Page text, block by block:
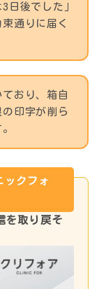
日後でした」
通りに届く
おり、箱自
印字が削ら
ックフォ
を取り戻そ